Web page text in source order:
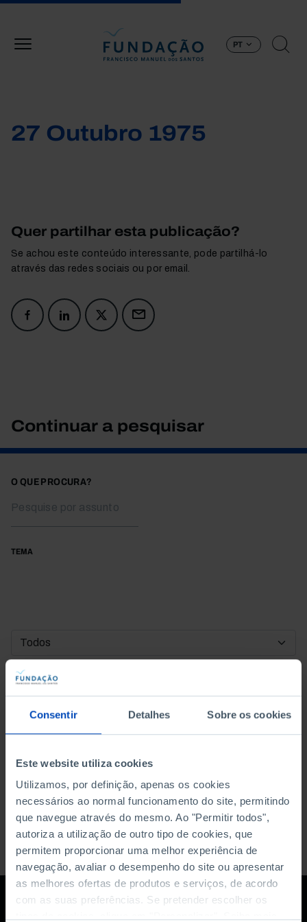
Consentir Detalhes Sobre os cookies
Este website utiliza cookies
Utilizamos, por definição, apenas os cookies
necessários ao normal funcionamento do site, permitindo
que navegue através do mesmo. Ao "Permitir todos",
autoriza a utilização de outro tipo de cookies, que
permitem proporcionar uma melhor experiência de
navegação, avaliar o desempenho do site ou apresentar
as melhores ofertas de produtos e serviços, de acordo
com as suas preferências. Se pretender escolher os
PT
27 Outubro 1975
Quer partilhar esta publicação?
Se achou este conteúdo interessante, pode partilhá-lo
através das redes sociais ou por email.
Continuar a pesquisar
O QUE PROCURA?
TEMA
DATA DE INÍCIO
DATA DE FIM